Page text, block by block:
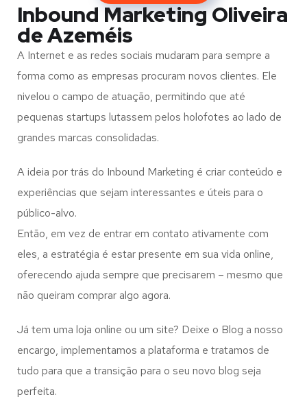
Inbound Marketing Oliveira
de Azeméis
A Internet e as redes sociais mudaram para sempre a
forma como as empresas procuram novos clientes. Ele
nivelou o campo de atuação, permitindo que até
pequenas startups lutassem pelos holofotes ao lado de
grandes marcas consolidadas.
A ideia por trás do Inbound Marketing é criar conteúdo e
experiências que sejam interessantes e úteis para o
público-alvo.
Então, em vez de entrar em contato ativamente com
eles, a estratégia é estar presente em sua vida online,
oferecendo ajuda sempre que precisarem – mesmo que
não queiram comprar algo agora.
Já tem uma loja online ou um site? Deixe o Blog a nosso
encargo, implementamos a plataforma e tratamos de
tudo para que a transição para o seu novo blog seja
perfeita.